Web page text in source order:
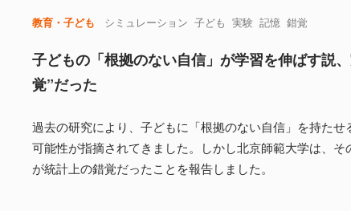
教育・子ども シミュレーション 子ども 実験 記憶 錯覚
子どもの「根拠のない自信」が学習を伸ばす説
覚”だった
過去の研究により、子どもに「根拠のない自信」を持たせ
可能性が指摘されてきました。しかし北京師範大学は、そ
が統計上の錯覚だったことを報告しました。